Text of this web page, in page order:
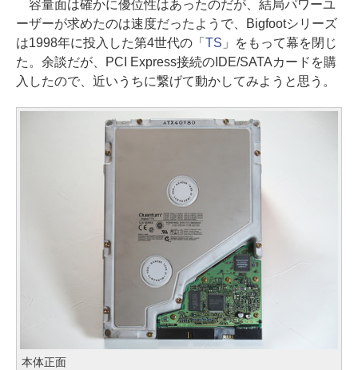
容量面は確かに優位性はあったのだが、結局パワーユ
ーザーが求めたのは速度だったようで、Bigfootシリーズ
は1998年に投入した第4世代の「 TS 」をもって幕を閉じ
た。余談だが、PCI Express接続のIDE/SATAカードを購
入したので、近いうちに繋げて動かしてみようと思う。
本体正面